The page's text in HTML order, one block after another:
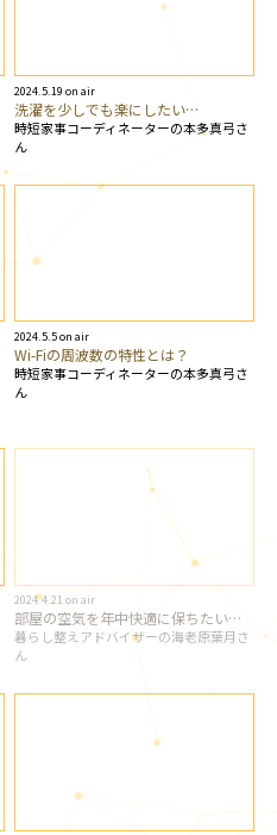
2024.5.19 on air
洗濯を少しでも楽にしたい…
時短家事コーディネーターの本多真弓さ
ん
2024.5.5 on air
Wi-Fiの周波数の特性とは？
時短家事コーディネーターの本多真弓さ
ん
2024.4.21 on air
部屋の空気を年中快適に保ちたい…
暮らし整えアドバイザーの海老原葉月さ
ん